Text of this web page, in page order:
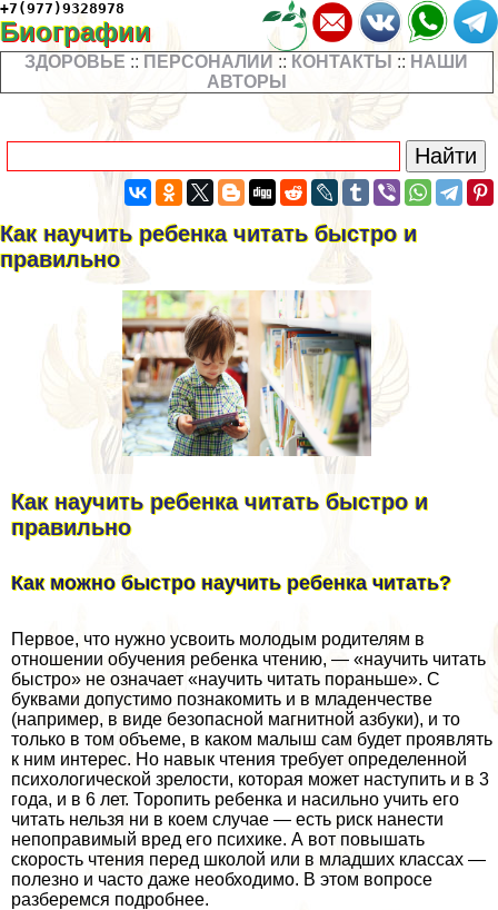
+7(977)9328978
Биографии
ЗДОРОВЬЕ :: ПЕРСОНАЛИИ :: КОНТАКТЫ :: НАШИ
АВТОРЫ
Как научить ребенка читать быстро и
правильно
Как научить ребенка читать быстро и
правильно
Как можно быстро научить ребенка читать?
Первое, что нужно усвоить молодым родителям в
отношении обучения ребенка чтению, — «научить читать
быстро» не означает «научить читать пораньше». С
буквами допустимо познакомить и в младенчестве
(например, в виде безопасной магнитной азбуки), и то
только в том объеме, в каком малыш сам будет проявлять
к ним интерес. Но навык чтения требует определенной
психологической зрелости, которая может наступить и в 3
года, и в 6 лет. Торопить ребенка и насильно учить его
читать нельзя ни в коем случае — есть риск нанести
непоправимый вред его психике. А вот повышать
скорость чтения перед школой или в младших классах —
полезно и часто даже необходимо. В этом вопросе
разберемся подробнее.